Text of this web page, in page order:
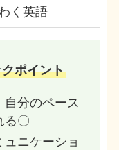
く英語
ポイント
分のペース
る〇
ニケーショ